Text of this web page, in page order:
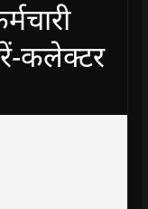
कलेक्टर